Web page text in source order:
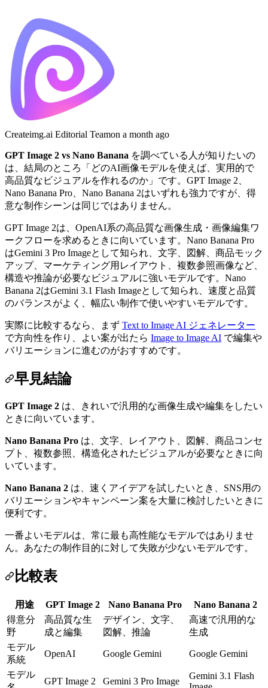
Createimg.ai Editorial Teamon a month ago
GPT Image 2 vs Nano Banana を調べている人が知りたいの
は、結局のところ「どのAI画像モデルを使えば、実用的で
高品質なビジュアルを作れるのか」です。GPT Image 2、
Nano Banana Pro、Nano Banana 2はいずれも強力ですが、得
意な制作シーンは同じではありません。
GPT Image 2は、OpenAI系の高品質な画像生成・画像編集ワ
ークフローを求めるときに向いています。Nano Banana Pro
はGemini 3 Pro Imageとして知られ、文字、図解、商品モック
アップ、マーケティング用レイアウト、複数参照画像など、
構造や推論が必要なビジュアルに強いモデルです。Nano
Banana 2はGemini 3.1 Flash Imageとして知られ、速度と品質
のバランスがよく、幅広い制作で使いやすいモデルです。
実際に比較するなら、まず Text to Image AI ジェネレーター
で方向性を作り、よい案が出たら Image to Image AI で編集や
バリエーションに進むのがおすすめです。
早見結論
GPT Image 2 は、きれいで汎用的な画像生成や編集をしたい
ときに向いています。
Nano Banana Pro は、文字、レイアウト、図解、商品コンセ
プト、複数参照、構造化されたビジュアルが必要なときに向
いています。
Nano Banana 2 は、速くアイデアを試したいとき、SNS用の
バリエーションやキャンペーン案を大量に検討したいときに
便利です。
一番よいモデルは、常に最も高性能なモデルではありませ
ん。あなたの制作目的に対して失敗が少ないモデルです。
比較表
用途 GPT Image 2 Nano Banana Pro
Nano Banana 2
得意分
野
高品質な生
成と編集
デザイン、文字、
図解、推論
高速で汎用的な
生成
モデル
系統
OpenAI Google Gemini Google Gemini
モデル
GPT Image 2 Gemini 3 Pro Image
Gemini 3.1 Flash